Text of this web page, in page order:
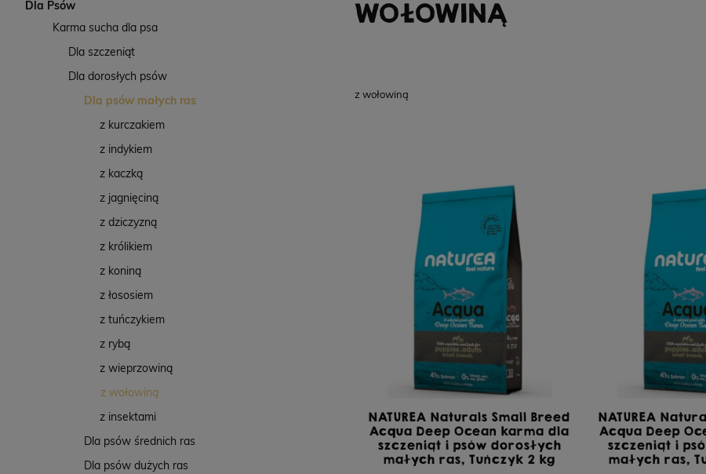
Dla Psów
Karma sucha dla psa
Dla szczeniąt
Dla dorosłych psów
Dla psów małych ras
z kurczakiem
z indykiem
z kaczką
z jagnięciną
z dziczyzną
z królikiem
z koniną
z łososiem
z tuńczykiem
z rybą
z wieprzowiną
z wołowiną
z insektami
Dla psów średnich ras
Dla psów dużych ras
WOŁOWINĄ
z wołowiną
NATUREA Naturals Small Breed
Acqua Deep Ocean karma dla
szczeniąt i psów dorosłych
małych ras, Tuńczyk 2 kg
NATUREA
Acqua Deep
szczeniąt i
małych ras,